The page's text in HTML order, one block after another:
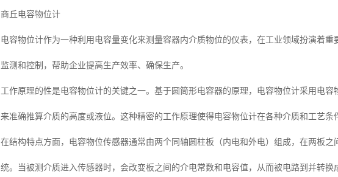
商丘电容物位计
电容物位计作为一种利用电容量变化来测量容器内介质物位的仪表，在工业领域扮演着
监测和控制，帮助企业提高生产效率、确保生产。
工作原理的性是电容物位计的关键之一。基于圆筒形电容器的原理，电容物位计采用电
来准确推算介质的高度或液位。这种精密的工作原理使得电容物位计在各种介质和工艺条
在结构特点方面，电容物位传感器通常由两个同轴圆柱板（内电和外电）组成，在两板
统。当被测介质进入传感器时，会改变板之间的介电常数和电容值，从而被电路到并转